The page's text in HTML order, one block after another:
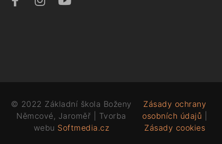
© 2022 Základní škola Boženy
Němcové, Jaroměř | Tvorba
webu Softmedia.cz
Zásady ochrany
osobních údajů
Zásady cookies